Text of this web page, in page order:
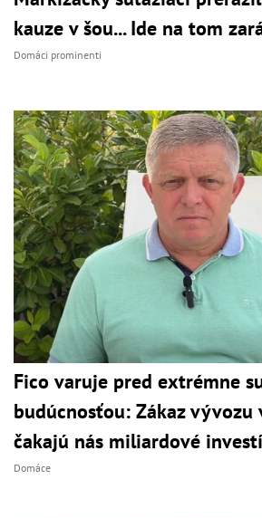
kauze v šou... Ide na tom
Domáci prominenti
Fico varuje pred extrémne
budúcnosťou: Zákaz vývozu
čakajú nás miliardové
Domáce